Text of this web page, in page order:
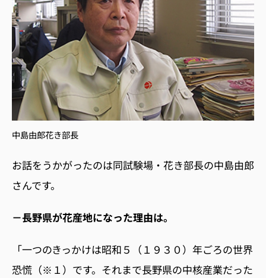
中島由郎花き部長
お話をうかがったのは同試験場・花き部長の中島由郎
さんです。
－長野県が花産地になった理由は。
「一つのきっかけは昭和５（１９３０）年ごろの世界
恐慌（※１）です。それまで長野県の中核産業だった